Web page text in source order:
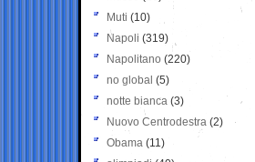
Muti (10)
Napoli (319)
Napolitano (220)
no global (5)
notte bianca (3)
Nuovo Centrodestra (2)
Obama (11)